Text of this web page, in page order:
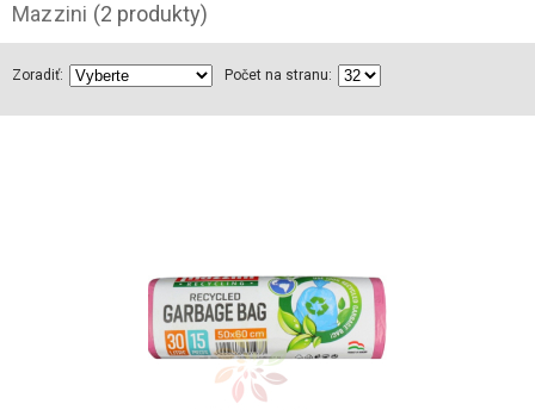
Mazzini (2 produkty)
Zoradiť: Počet na stranu: